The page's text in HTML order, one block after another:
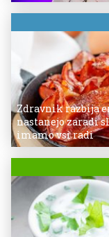
Zdravnik razbija
nastanejo zaradi
imamo vsi radi